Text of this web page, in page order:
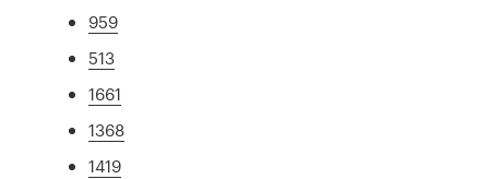
959
513
1661
1368
1419